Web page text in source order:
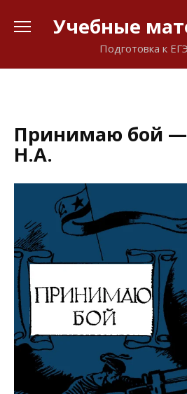
Учебные
Подготовка к
Принимаю бой —
Н.А.